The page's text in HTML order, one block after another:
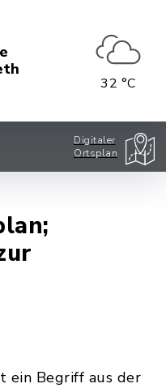
32 °C
Digitaler
Ortsplan
ein Begriff aus der